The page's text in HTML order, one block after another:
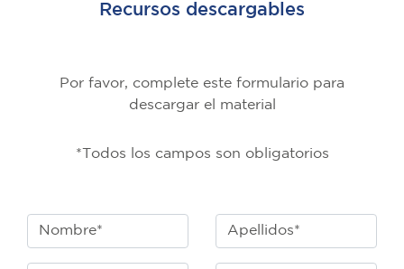
Recursos descargables
Por favor, complete este formulario para
descargar el material
*Todos los campos son obligatorios